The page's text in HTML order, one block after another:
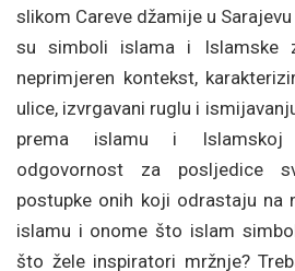
slikom Careve džamije u
su simboli islama i Islamske
neprimjeren kontekst,
ulice, izvrgavani ruglu i
prema islamu i Islamskoj
odgovornost za posljedice
postupke onih koji odrastaju na
islamu i onome što islam
što žele inspiratori mržnje?